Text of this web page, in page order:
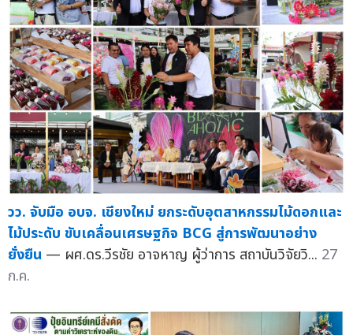
วว. จับมือ อบจ. เชียงใหม่ ยกระดับอุตสาหกรรมไม้ดอกและ
ไม้ประดับ ขับเคลื่อนเศรษฐกิจ BCG สู่การพัฒนาอย่าง
ยั่งยืน — ผศ.ดร.วีรชัย อาจหาญ ผู้ว่าการ สถาบันวิจัยวิ... 27
ก.ค.